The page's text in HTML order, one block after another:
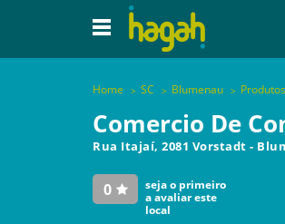
Home SC Blumenau
Comercio De
Rua Itajaí, 2081 Vorstadt -
0
seja o primeiro
a avaliar este
local